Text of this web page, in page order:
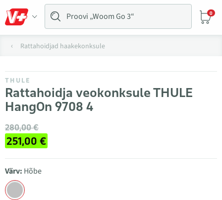
0
Rattahoidjad haakekonksule
THULE
Rattahoidja veokonksule THULE
HangOn 9708 4
280,00 €
251,00 €
Värv: Hõbe